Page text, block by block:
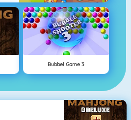
Bubbel Game 3